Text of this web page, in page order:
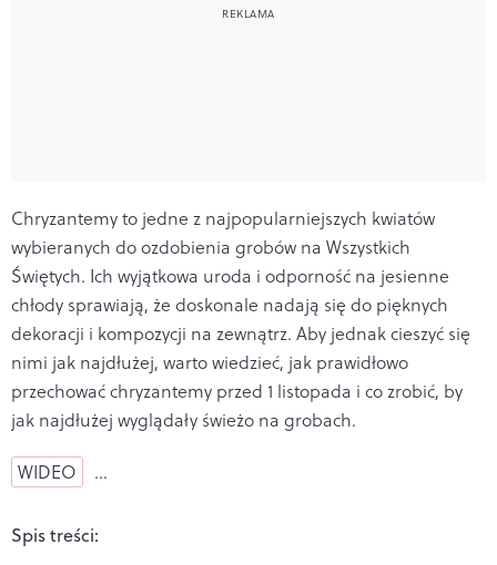
Chryzantemy to jedne z najpopularniejszych kwiatów
wybieranych do ozdobienia grobów na Wszystkich
Świętych. Ich wyjątkowa uroda i odporność na jesienne
chłody sprawiają, że doskonale nadają się do pięknych
dekoracji i kompozycji na zewnątrz. Aby jednak cieszyć się
nimi jak najdłużej, warto wiedzieć, jak prawidłowo
przechować chryzantemy przed 1 listopada i co zrobić, by
jak najdłużej wyglądały świeżo na grobach.
WIDEO …
Spis treści: